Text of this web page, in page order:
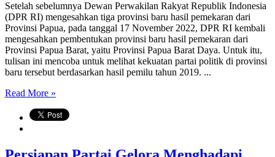
Setelah sebelumnya Dewan Perwakilan Rakyat Republik Indonesia
(DPR RI) mengesahkan tiga provinsi baru hasil pemekaran dari
Provinsi Papua, pada tanggal 17 November 2022, DPR RI kembali
mengesahkan pembentukan provinsi baru hasil pemekaran dari
Provinsi Papua Barat, yaitu Provinsi Papua Barat Daya. Untuk itu,
tulisan ini mencoba untuk melihat kekuatan partai politik di provinsi
baru tersebut berdasarkan hasil pemilu tahun 2019. ...
Read More »